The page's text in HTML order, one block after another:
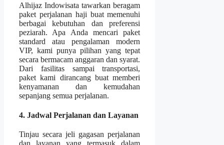
Alhijaz Indowisata tawarkan beragam
paket perjalanan haji buat memenuhi
berbagai kebutuhan dan preferensi
peziarah. Apa Anda mencari paket
standard atau pengalaman modern
VIP, kami punya pilihan yang tepat
secara bermacam anggaran dan syarat.
Dari fasilitas sampai transportasi,
paket kami dirancang buat memberi
kenyamanan dan kemudahan
sepanjang semua perjalanan.
4. Jadwal Perjalanan dan Layanan
Tinjau secara jeli gagasan perjalanan